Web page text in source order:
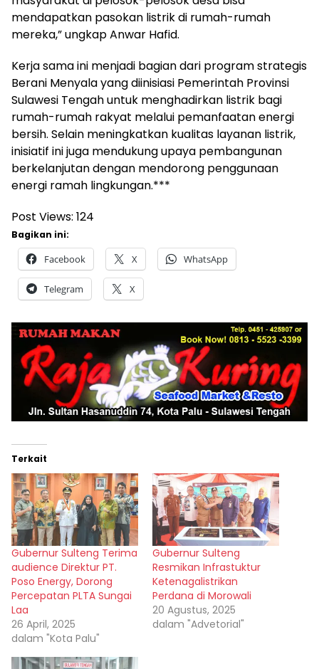
mendapatkan pasokan listrik di rumah-rumah
mereka,” ungkap Anwar Hafid.
Kerja sama ini menjadi bagian dari program strategis
Berani Menyala yang diinisiasi Pemerintah Provinsi
Sulawesi Tengah untuk menghadirkan listrik bagi
rumah-rumah rakyat melalui pemanfaatan energi
bersih. Selain meningkatkan kualitas layanan listrik,
inisiatif ini juga mendukung upaya pembangunan
berkelanjutan dengan mendorong penggunaan
energi ramah lingkungan.***
Post Views: 124
Bagikan ini:
Facebook X WhatsApp
Telegram X
Terkait
Gubernur Sulteng Terima
audience Direktur PT.
Poso Energy, Dorong
Percepatan PLTA Sungai
Laa
26 April, 2025
dalam "Kota Palu"
Gubernur Sulteng
Resmikan Infrastuktur
Ketenagalistrikan
Perdana di Morowali
20 Agustus, 2025
dalam "Advetorial"